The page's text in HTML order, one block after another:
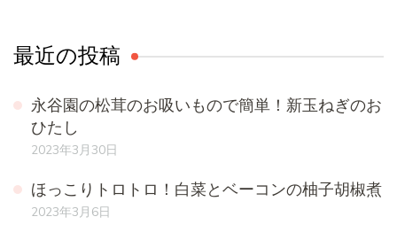
最近の投稿
永谷園の松茸のお吸いもので簡単！新玉ねぎのお
ひたし
2023年3月30日
ほっこりトロトロ！白菜とベーコンの柚子胡椒煮
2023年3月6日